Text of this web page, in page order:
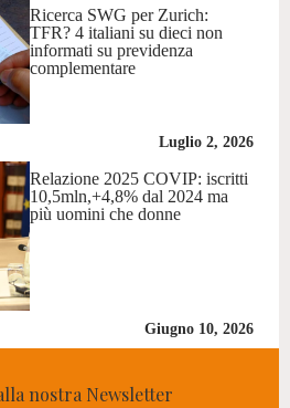
Ricerca SWG per Zurich:
TFR? 4 italiani su dieci non
informati su previdenza
complementare
Luglio 2, 2026
Relazione 2025 COVIP: iscritti
10,5mln,+4,8% dal 2024 ma
più uomini che donne
Giugno 10, 2026
nostra Newsletter